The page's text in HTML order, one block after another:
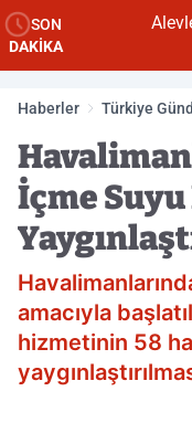
SON
DAKİKA
Alevlere
Haberler Türkiye
İçme
amacıyla
hizmetinin 58